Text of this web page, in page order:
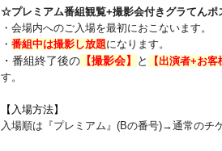
☆プレミアム番組観覧+撮影会付きグラてんポ
・会場内へのご入場を最初におこないます。
・ 番組中は撮影し放題になります。
・番組終了後の 【撮影会】 と 【出演者+お
す。
【入場方法】
入場順は 『プレミアム』(Bの番号)→通常のチ